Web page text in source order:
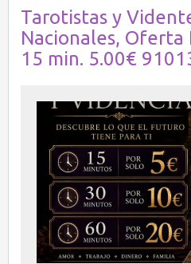
Tarotistas y
Nacionales, Oferta
15 min. 5.00€